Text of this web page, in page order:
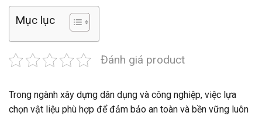
Mục lục
Đánh giá product
Trong ngành xây dựng dân dụng và công nghiệp, việc lựa
chọn vật liệu phù hợp để đảm bảo an toàn và bền vững luôn